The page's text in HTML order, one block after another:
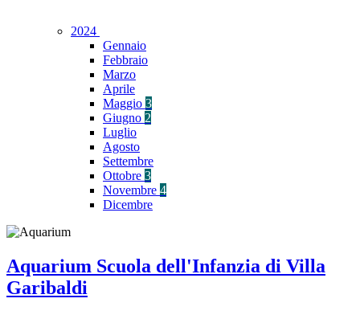
2024
Gennaio
Febbraio
Marzo
Aprile
Maggio 3
Giugno 2
Luglio
Agosto
Settembre
Ottobre 3
Novembre 4
Dicembre
Aquarium Scuola dell'Infanzia di Villa
Garibaldi